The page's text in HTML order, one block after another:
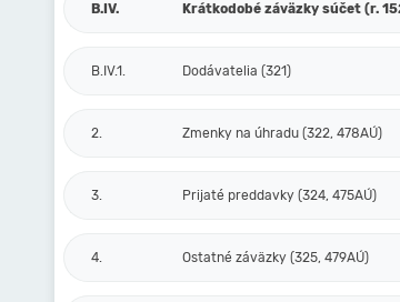
B.IV. Krátkodobé záväzky súčet (r.
B.IV.1. Dodávatelia (321)
2. Zmenky na úhradu (322, 478AÚ)
3. Prijaté preddavky (324, 475AÚ)
4. Ostatné záväzky (325, 479AÚ)